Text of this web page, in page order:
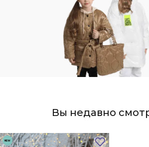
Вы недавно
NEW